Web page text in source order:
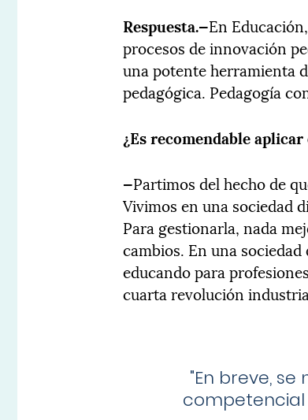
Respuesta.—En
procesos de innovación
una potente herramienta
pedagógica. Pedagogía
¿Es recomendable
—Partimos del hecho de
Vivimos en una sociedad
Para gestionarla, nada
cambios. En una
educando para
cuarta revolución
"En breve,
competencial